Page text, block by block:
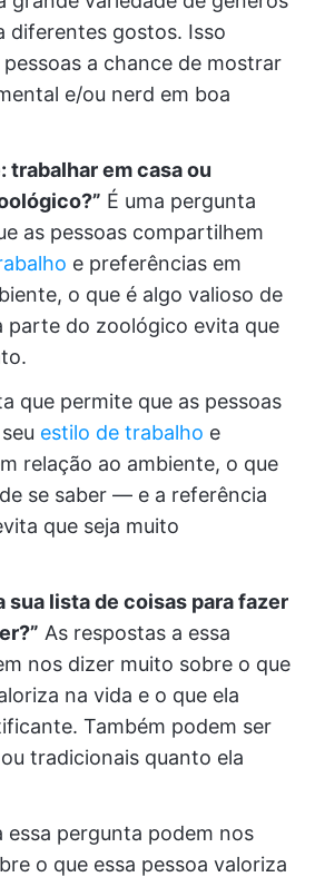
diferentes gostos. Isso
a chance de mostrar
e/ou nerd em boa
trabalhar em casa ou
É uma pergunta
as pessoas compartilhem
e preferências em
o que é algo valioso de
parte do zoológico evita que
que permite que as pessoas
estilo de trabalho e
relação ao ambiente, o que
se saber — e a referência
que seja muito
sua lista de coisas para fazer
As respostas a essa
nos dizer muito sobre o que
na vida e o que ela
Também podem ser
tradicionais quanto ela
essa pergunta podem nos
o que essa pessoa valoriza